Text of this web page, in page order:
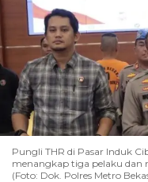
Pungli THR di Pasar Induk
menangkap tiga pelaku dan
(Foto: Dok. Polres Metro